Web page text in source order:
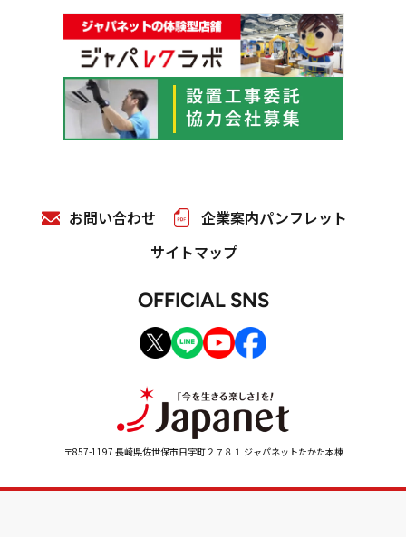
〒857-1197 長崎県佐世保市日宇町２７８１ ジャパネットたかた本棟
お問い合わせ
企業案内パンフレット
サイトマップ
OFFICIAL SNS